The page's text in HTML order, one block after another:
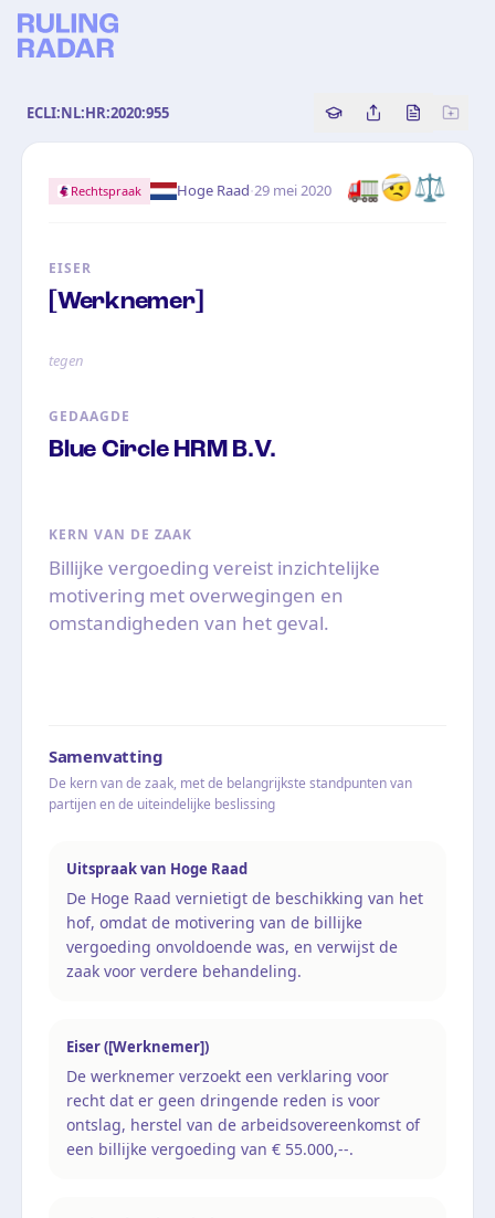
ECLI:NL:HR:2020:955 Copy source
Share this
Bekijk
🚛🤕⚖️
Rechtspraak Hoge Raad·29 mei 2020
EISER
[Werknemer]
tegen
GEDAAGDE
Blue Circle HRM B.V.
KERN VAN DE ZAAK
Billijke vergoeding vereist inzichtelijke
motivering met overwegingen en
omstandigheden van het geval.
Samenvatting
De kern van de zaak, met de belangrijkste standpunten van
partijen en de uiteindelijke beslissing
Uitspraak van Hoge Raad
De Hoge Raad vernietigt de beschikking van het
hof, omdat de motivering van de billijke
vergoeding onvoldoende was, en verwijst de
zaak voor verdere behandeling.
Eiser ([Werknemer])
De werknemer verzoekt een verklaring voor
recht dat er geen dringende reden is voor
ontslag, herstel van de arbeidsovereenkomst of
een billijke vergoeding van € 55.000,--.